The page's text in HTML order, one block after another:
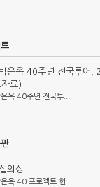
은옥 40주년 전국투어,
료)
은옥 40주년 전국투...
외상
은옥 40 프로젝트 헌...